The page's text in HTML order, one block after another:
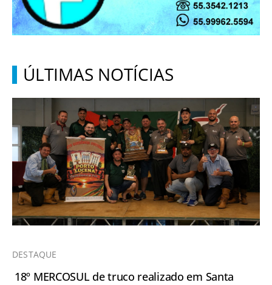
ÚLTIMAS NOTÍCIAS
DESTAQUE
18º MERCOSUL de truco realizado em Santa